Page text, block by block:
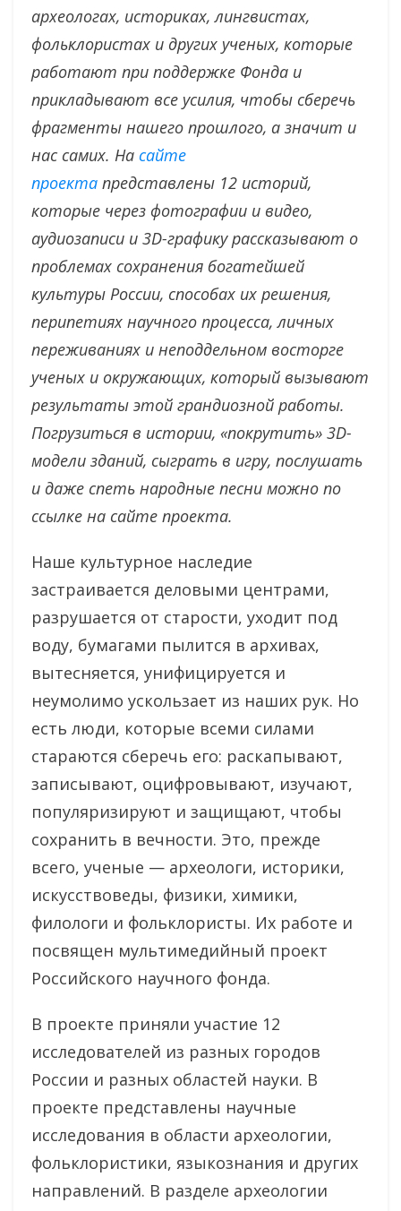
археологах, историках, лингвистах,
фольклористах и других ученых, которые
работают при поддержке Фонда и
прикладывают все усилия, чтобы сберечь
фрагменты нашего прошлого, а значит и
нас самих. На сайте
проекта представлены 12 историй,
которые через фотографии и видео,
аудиозаписи и 3D-графику рассказывают о
проблемах сохранения богатейшей
культуры России, способах их решения,
перипетиях научного процесса, личных
переживаниях и неподдельном восторге
ученых и окружающих, который вызывают
результаты этой грандиозной работы.
Погрузиться в истории, «покрутить» 3D-
модели зданий, сыграть в игру, послушать
и даже спеть народные песни можно по
ссылке на сайте проекта.
Наше культурное наследие
застраивается деловыми центрами,
разрушается от старости, уходит под
воду, бумагами пылится в архивах,
вытесняется, унифицируется и
неумолимо ускользает из наших рук. Но
есть люди, которые всеми силами
стараются сберечь его: раскапывают,
записывают, оцифровывают, изучают,
популяризируют и защищают, чтобы
сохранить в вечности. Это, прежде
всего, ученые — археологи, историки,
искусствоведы, физики, химики,
филологи и фольклористы. Их работе и
посвящен мультимедийный проект
Российского научного фонда.
В проекте приняли участие 12
исследователей из разных городов
России и разных областей науки. В
проекте представлены научные
исследования в области археологии,
фольклористики, языкознания и других
направлений. В разделе археологии